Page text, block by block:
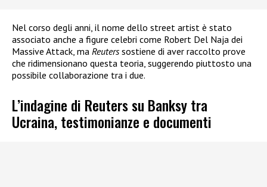
Nel corso degli anni, il nome dello street artist è stato
associato anche a figure celebri come Robert Del Naja dei
Massive Attack, ma Reuterssostiene di aver raccolto prove
che ridimensionano questa teoria, suggerendo piuttosto una
possibile collaborazione tra i due.
L’indagine di Reuters su Banksy tra
Ucraina, testimonianze e documenti